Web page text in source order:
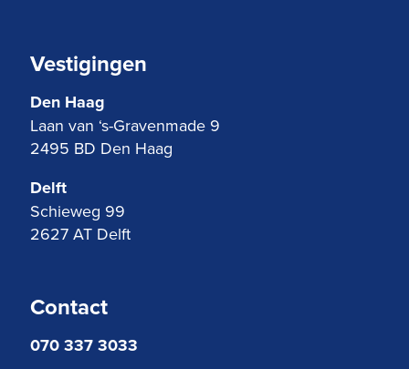
Vestigingen
Den Haag
Laan van ‘s-Gravenmade 9
2495 BD Den Haag
Delft
Schieweg 99
2627 AT Delft
Contact
070 337 3033